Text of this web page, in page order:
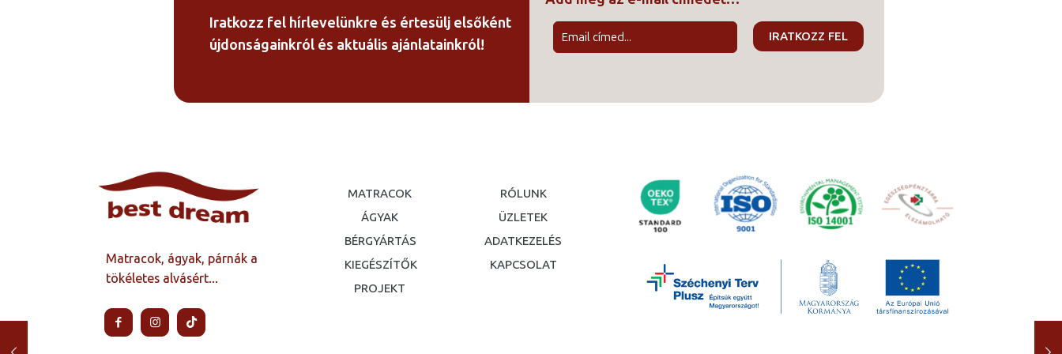
Iratkozz fel hírlevelünkre és értesülj elsőként
újdonságainkról és aktuális ajánlatainkról!
Matracok, ágyak, párnák a
tökéletes alvásért...
MATRACOK
ÁGYAK
BÉRGYÁRTÁS
KIEGÉSZÍTŐK
PROJEKT
RÓLUNK
ÜZLETEK
ADATKEZELÉS
KAPCSOLAT